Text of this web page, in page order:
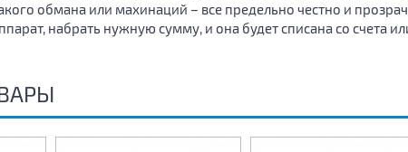
обмана или махинаций – все предельно честно и
набрать нужную сумму, и она будет списана со счета